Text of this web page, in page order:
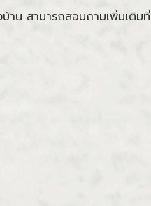
น สามารถสอบถามเพิ่มเติมที่